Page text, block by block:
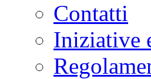
Contatti
Iniziative